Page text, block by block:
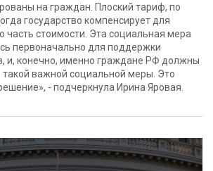
на граждан. Плоский тариф, по
государство компенсирует для
стоимости. Эта социальная мера
первоначально для поддержки
и, конечно, именно граждане РФ должны
важной социальной меры. Это
- подчеркнула Ирина Яровая.